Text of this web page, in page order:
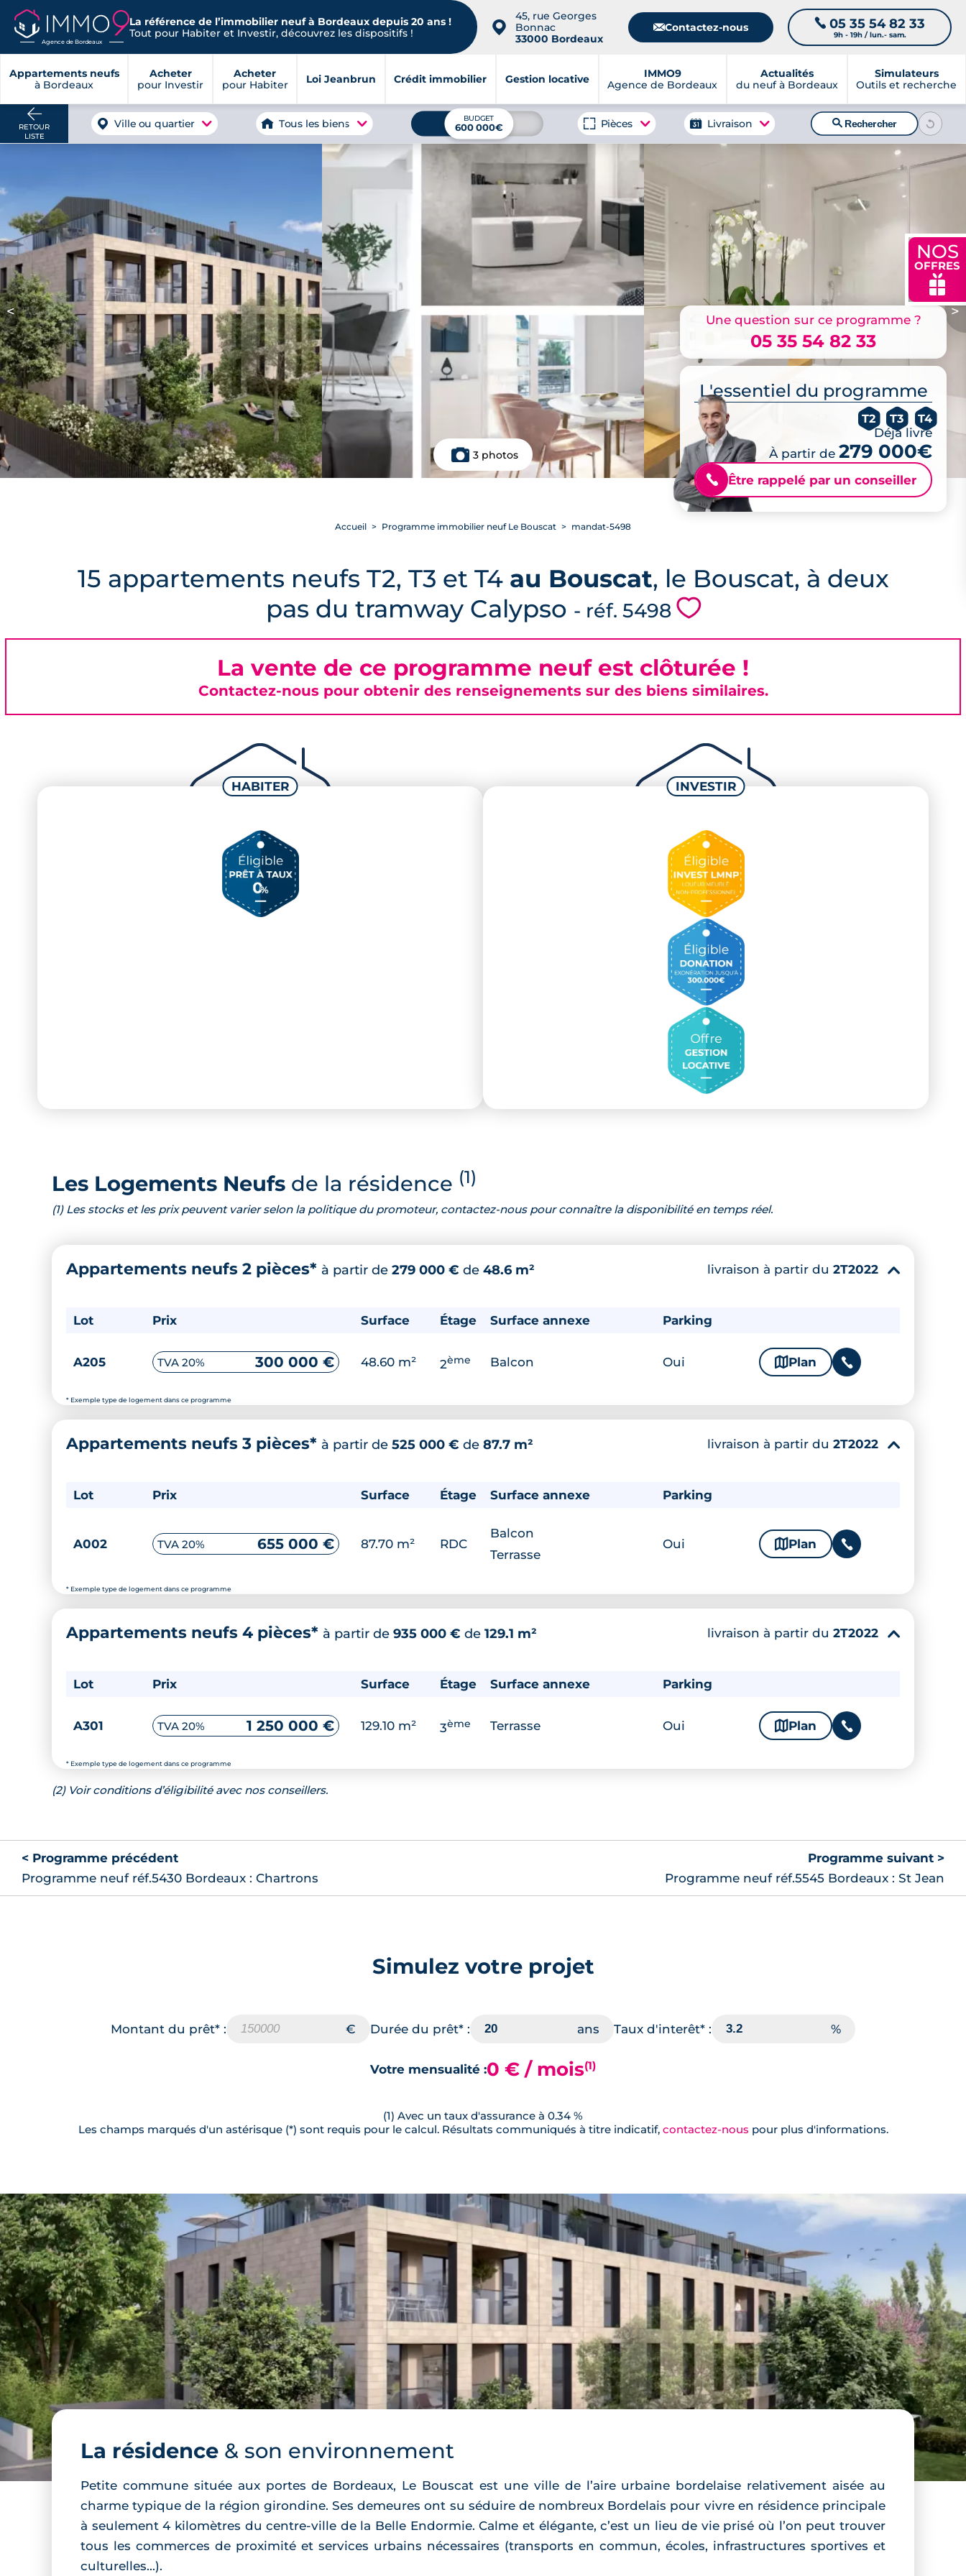
Agence de Bordeaux
La référence de l’immobilier neuf à Bordeaux depuis 20 ans !
Tout pour Habiter et Investir, découvrez les dispositifs !
📍
45, rue Georges
Bonnac
33000 Bordeaux
📧Contactez-nous 📞 05 35 54 82 33
9h - 19h / lun.- sam.
Appartements neufs
à Bordeaux
Acheter
pour Investir
Acheter
pour Habiter
Loi Jeanbrun Crédit immobilier Gestion locative
IMMO9
Agence de Bordeaux
Actualités
du neuf à Bordeaux
Simulateurs
Outils et recherche
NOS
OFFRES
🎁
RETOUR
LISTE
Ville ou quartier Tous les biens BUDGET
600 000€ Pièces Livraison 🔍Rechercher
< >
3 photos
Une question sur ce programme ?
05 35 54 82 33
L'essentiel du programme
T2 T3 T4
Déjà livré
À partir de 279 000€
📞 Être rappelé par un conseiller
Accueil Programme immobilier neuf Le Bouscat mandat-5498
15 appartements neufs T2, T3 et T4 au Bouscat, le Bouscat, à deux
pas du tramway Calypso - réf. 5498 💗
La vente de ce programme neuf est clôturée !
Contactez-nous pour obtenir des renseignements sur des biens similaires.
Les Logements Neufs de la résidence (1)
(1) Les stocks et les prix peuvent varier selon la politique du promoteur, contactez-nous pour connaître la disponibilité en temps réel.
Appartements neufs 2 pièces* à partir de 279 000 € de 48.6 m²
* Exemple type de logement dans ce programme
livraison à partir du 2T2022 ▾
Lot Prix Surface Étage Surface annexe Parking
A205 TVA 20% 300 000 € 48.60 m² 2ème Balcon Oui 🗞 Plan 📞
Appartements neufs 3 pièces* à partir de 525 000 € de 87.7 m²
* Exemple type de logement dans ce programme
livraison à partir du 2T2022 ▾
Lot Prix Surface Étage Surface annexe Parking
A002 TVA 20% 655 000 € 87.70 m² RDC
Balcon
Terrasse
Oui 🗞 Plan 📞
Appartements neufs 4 pièces* à partir de 935 000 € de 129.1 m²
* Exemple type de logement dans ce programme
livraison à partir du 2T2022 ▾
Lot Prix Surface Étage Surface annexe Parking
A301 TVA 20% 1 250 000 € 129.10 m² 3ème Terrasse Oui 🗞 Plan 📞
(2) Voir conditions d’éligibilité avec nos conseillers.
< Programme précédent
Programme neuf réf.5430 Bordeaux : Chartrons
Programme suivant >
Programme neuf réf.5545 Bordeaux : St Jean
Simulez votre projet
Montant du prêt* : Durée du prêt* : Taux d'interêt* :
Votre mensualité :0 € / mois(1)
(1) Avec un taux d'assurance à 0.34 %
Les champs marqués d'un astérisque (*) sont requis pour le calcul. Résultats communiqués à titre indicatif, contactez-nous pour plus d'informations.
La résidence & son environnement
Petite commune située aux portes de Bordeaux, Le Bouscat est une ville de l’aire urbaine bordelaise relativement aisée au
charme typique de la région girondine. Ses demeures ont su séduire de nombreux Bordelais pour vivre en résidence principale
à seulement 4 kilomètres du centre-ville de la Belle Endormie. Calme et élégante, c’est un lieu de vie prisé où l’on peut trouver
tous les commerces de proximité et services urbains nécessaires (transports en commun, écoles, infrastructures sportives et
culturelles...).